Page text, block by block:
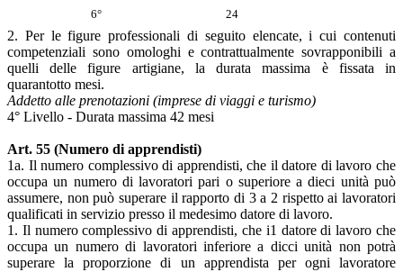
6°
24
2. Per le figure professionali di seguito elencate, i cui contenuti
competenziali sono omologhi e contrattualmente sovrapponibili a
quelli delle figure artigiane, la durata massima è fissata in
quarantotto mesi.
Addetto alle prenotazioni (imprese di viaggi e turismo)
4° Livello - Durata massima 42 mesi
Art. 55 (Numero di apprendisti)
1a. Il numero complessivo di apprendisti, che il datore di lavoro che
occupa un numero di lavoratori pari o superiore a dieci unità può
assumere, non può superare il rapporto di 3 a 2 rispetto ai lavoratori
qualificati in servizio presso il medesimo datore di lavoro.
1. Il numero complessivo di apprendisti, che i1 datore di lavoro che
occupa un numero di lavoratori inferiore a dicci unità non potrà
superare la proporzione di un apprendista per ogni lavoratore